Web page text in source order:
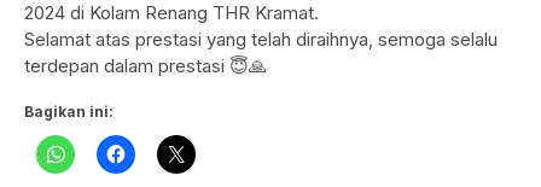
2024 di Kolam Renang THR Kramat.
Selamat atas prestasi yang telah diraihnya, semoga selalu
terdepan dalam prestasi 😇🙏
Bagikan ini: